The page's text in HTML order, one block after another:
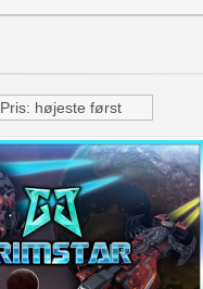
Pris: højeste først